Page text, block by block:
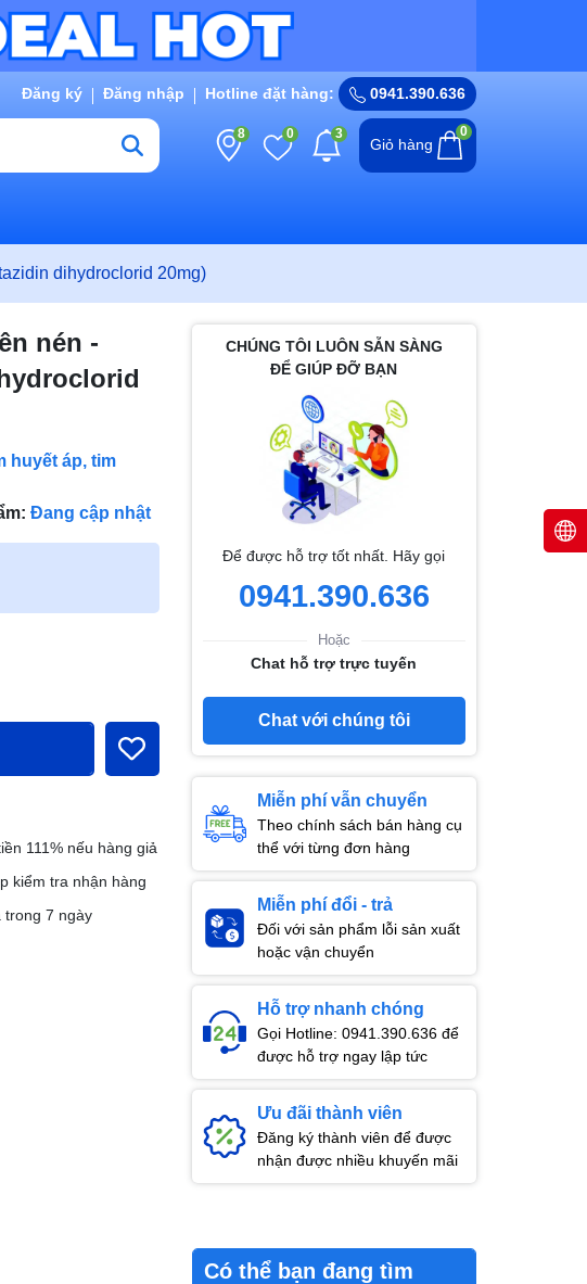
Đăng ký Đăng nhập Hotline đặt hàng: 0941.390.636
8 0 3
Giỏ hàng
0
dihydroclorid 20mg)
nén -
huyết áp, tim
Đang cập nhật
111% nếu hàng giả
kiểm tra nhận hàng
trong 7 ngày
CHÚNG TÔI LUÔN SẴN SÀNG
ĐỂ GIÚP ĐỠ BẠN
Để được hỗ trợ tốt nhất. Hãy gọi
0941.390.636
Hoặc
Chat hỗ trợ trực tuyến
Chat với chúng tôi
Miễn phí vẫn chuyển
Theo chính sách bán hàng cụ
thể với từng đơn hàng
Miễn phí đổi - trả
Đối với sản phẩm lỗi sản xuất
hoặc vận chuyển
Hỗ trợ nhanh chóng
Gọi Hotline: 0941.390.636 để
được hỗ trợ ngay lập tức
Ưu đãi thành viên
Đăng ký thành viên để được
nhận được nhiều khuyến mãi
Có thể bạn đang tìm